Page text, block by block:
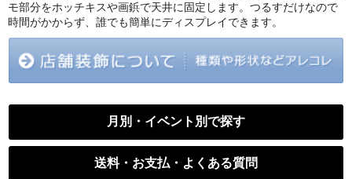
モ部分をホッチキスや画鋲で天井に固定します。つるすだけなので
時間がかからず、誰でも簡単にディスプレイできます。
月別・イベント別で探す
送料・お支払・よくある質問